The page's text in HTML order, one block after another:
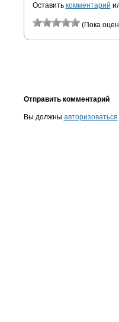
Оставить комментарий
(Пока
Отправить комментарий
Вы должны авторизоваться